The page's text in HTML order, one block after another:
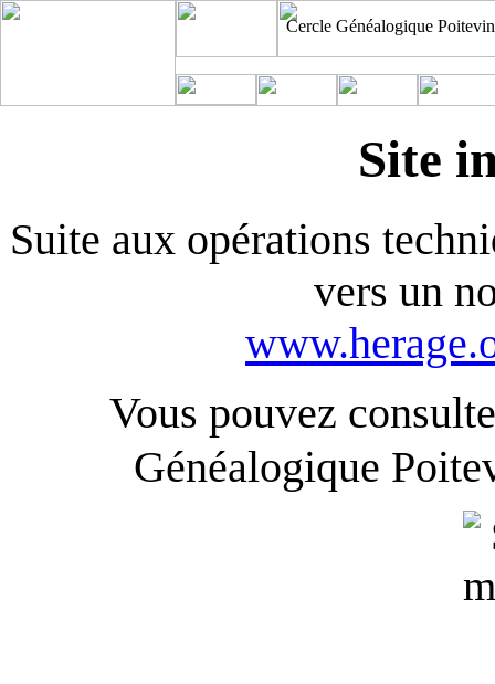
Cercle Généalogique Poitevin
Site
Suite aux opérations
vers un
Vous pouvez
Généalogique